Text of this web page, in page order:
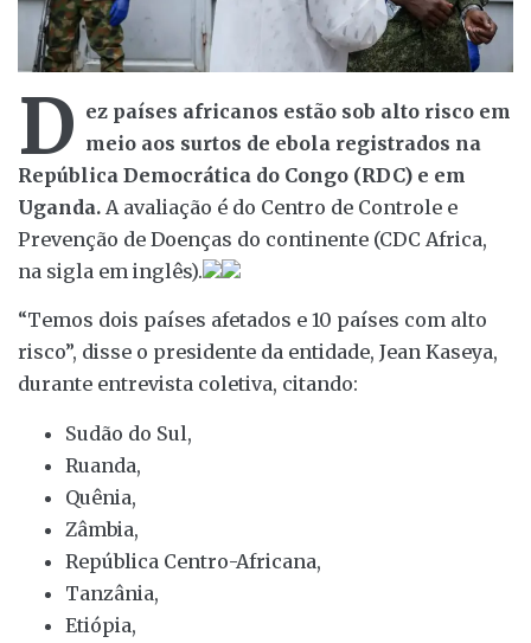
D ez países africanos estão sob alto risco em
meio aos surtos de ebola registrados na
República Democrática do Congo (RDC) e em
Uganda. A avaliação é do Centro de Controle e
Prevenção de Doenças do continente (CDC Africa,
na sigla em inglês).
“Temos dois países afetados e 10 países com alto
risco”, disse o presidente da entidade, Jean Kaseya,
durante entrevista coletiva, citando:
Sudão do Sul,
Ruanda,
Quênia,
Zâmbia,
República Centro-Africana,
Tanzânia,
Etiópia,